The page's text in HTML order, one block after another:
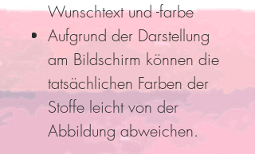
Wunschtext und -farbe
Aufgrund der Darstellung
am Bildschirm können die
tatsächlichen Farben der
Stoffe leicht von der
Abbildung abweichen.